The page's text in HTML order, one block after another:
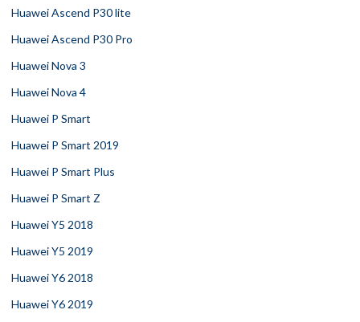
Huawei Ascend P30 lite
Huawei Ascend P30 Pro
Huawei Nova 3
Huawei Nova 4
Huawei P Smart
Huawei P Smart 2019
Huawei P Smart Plus
Huawei P Smart Z
Huawei Y5 2018
Huawei Y5 2019
Huawei Y6 2018
Huawei Y6 2019